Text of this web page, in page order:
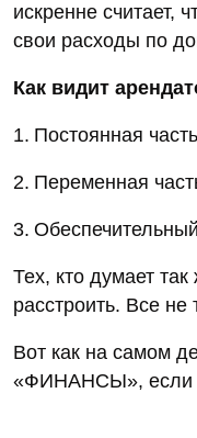
искренне считает,
свои расходы по
Как видит
1. Постоянная часть
2. Переменная
3.
Тех, кто думает
расстроить. Все не
Вот как на самом
«ФИНАНСЫ», если